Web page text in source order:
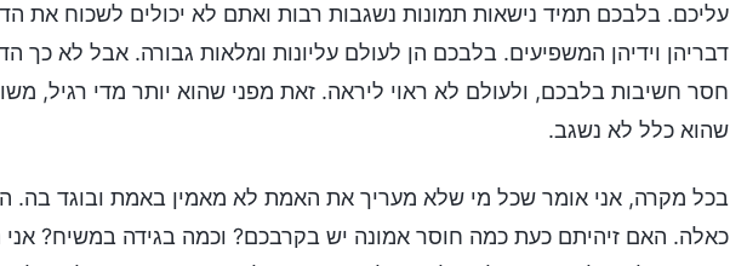
עליכם. בלבכם תמיד נישאות תמונות נשגבות רבות ואתם לא יכולים לשכוח את
דבריהן וידיהן המשפיעים. בלבכם הן לעולם עליונות ומלאות גבורה. אבל לא
חסר חשיבות בלבכם, ולעולם לא ראוי ליראה. זאת מפני שהוא יותר מדי רגיל,
שהוא כלל לא נשגב.
בכל מקרה, אני אומר שכל מי שלא מעריך את האמת לא מאמין באמת ובוגד בה.
כאלה. האם זיהיתם כעת כמה חוסר אמונה יש בקרבכם? וכמה בגידה במשיח?